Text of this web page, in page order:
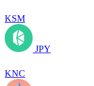
KSM
JPY
KNC